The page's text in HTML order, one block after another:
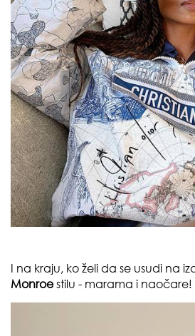
I na kraju, ko želi da se usudi na
Monroestilu - marama i naočare!